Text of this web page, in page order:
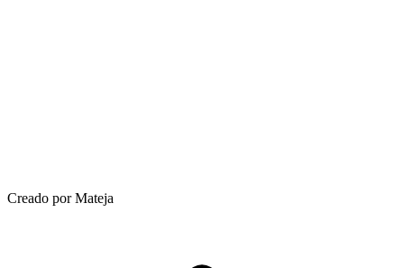
Creado por Mateja